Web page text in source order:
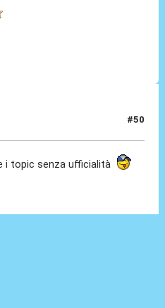
#50
i topic senza ufficialità